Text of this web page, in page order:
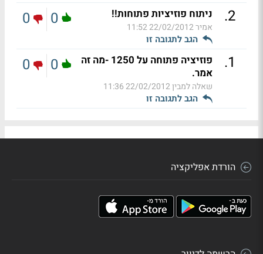
2
. ניתוח פוזיציות פתוחות!!
אמיר22/02/2012 11:52
הגב לתגובה זו
0
0
1
.
פוזיציה פתוחה על 1250 -מה זה
אמר.
שאלה למבין22/02/2012 11:36
הגב לתגובה זו
0
0
הורדת אפליקציה